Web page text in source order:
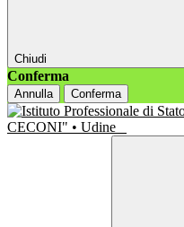
Chiudi
Conferma
Annulla Conferma
CECONI" • Udine